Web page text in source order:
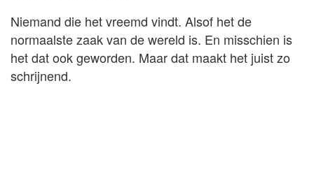
Niemand die het vreemd vindt. Alsof het de
normaalste zaak van de wereld is. En misschien is
het dat ook geworden. Maar dat maakt het juist zo
schrijnend.